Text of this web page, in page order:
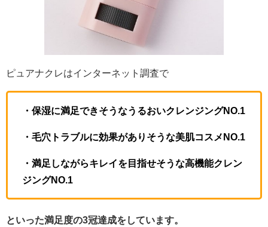
ピュアナクレはインターネット調査で
・保湿に満足できそうなうるおいクレンジングNO.1
・毛穴トラブルに効果がありそうな美肌コスメNO.1
・満足しながらキレイを目指せそうな高機能クレン
ジングNO.1
といった満足度の3冠達成をしています。